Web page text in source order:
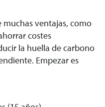
ventajas, como
costes
la huella de carbono
Empezar es